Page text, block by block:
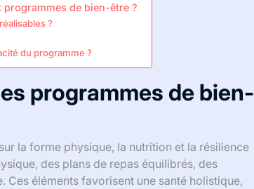
de bien-être ?
?
du programme ?
programmes de bien-
la forme physique, la nutrition et la résilience
des plans de repas équilibrés, des
Ces éléments favorisent une santé holistique,